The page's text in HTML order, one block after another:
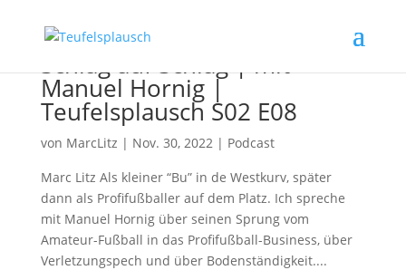
Schlag auf Schlag | mit
Manuel Hornig |
Teufelsplausch S02 E08
von MarcLitz | Nov. 30, 2022| Podcast
Marc Litz Als kleiner “Bu” in de Westkurv, später
dann als Profifußballer auf dem Platz. Ich spreche
mit Manuel Hornig über seinen Sprung vom
Amateur-Fußball in das Profifußball-Business, über
Verletzungspech und über Bodenständigkeit....